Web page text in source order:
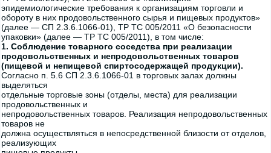
эпидемиологические требования к организациям торговли и
обороту в них продовольственного сырья и пищевых продуктов»
(далее — СП 2.3.6.1066-01), TP ТС 005/2011 «О безопасности
упаковки» (далее — TP ТС 005/2011), в том числе:
1. Соблюдение товарного соседства при реализации
продовольственных и непродовольственных товаров
(пищевой и непищевой спиртосодержащей продукции).
Согласно п. 5.6 СП 2.3.6.1066-01 в торговых залах должны
выделяться
отдельные торговые зоны (отделы, места) для реализации
продовольственных и
непродовольственных товаров. Реализация непродовольственных
товаров не
должна осуществляться в непосредственной близости от отделов,
реализующих